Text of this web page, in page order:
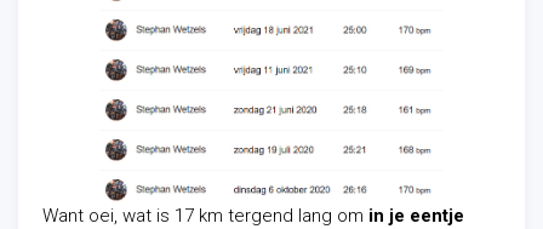
Want oei, wat is 17 km tergend lang om in je eentje